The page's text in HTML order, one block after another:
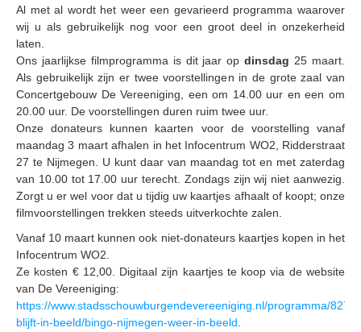
Contactinformatie
Inschrijfformulier
Al met al wordt het weer een gevarieerd programma waarover
wij u als gebruikelijk nog voor een groot deel in onzekerheid
laten.
Ons jaarlijkse filmprogramma is dit jaar opdinsdag 25 maart.
Als gebruikelijk zijn er twee voorstellingen in de grote zaal van
Concertgebouw De Vereeniging, een om 14.00 uur en een om
20.00 uur. De voorstellingen duren ruim twee uur.
Onze donateurs kunnen kaarten voor de voorstelling vanaf
maandag 3 maart afhalen in het Infocentrum WO2, Ridderstraat
27 te Nijmegen. U kunt daar van maandag tot en met zaterdag
van 10.00 tot 17.00 uur terecht. Zondags zijn wij niet aanwezig.
Zorgt u er wel voor dat u tijdig uw kaartjes afhaalt of koopt; onze
filmvoorstellingen trekken steeds uitverkochte zalen.
Vanaf 10 maart kunnen ook niet-donateurs kaartjes kopen in het
Infocentrum WO2.
Ze kosten € 12,00. Digitaal zijn kaartjes te koop via de website
van De Vereeniging:
https://www.stadsschouwburgendevereeniging.nl/programma/
blijft-in-beeld/bingo-nijmegen-weer-in-beeld